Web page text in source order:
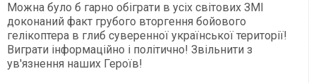
Можна було б гарно обіграти в усіх світових ЗМІ
доконаний факт грубого вторгення бойового
гелікоптера в глиб суверенної української території!
Виграти інформаційно і політично! Звільнити з
ув'язнення наших Героїв!